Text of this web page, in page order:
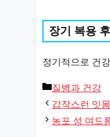
장기 복용
정기적으로 건
카
테
고
질병과 건강
갑작스런 잇
농포 성 여드